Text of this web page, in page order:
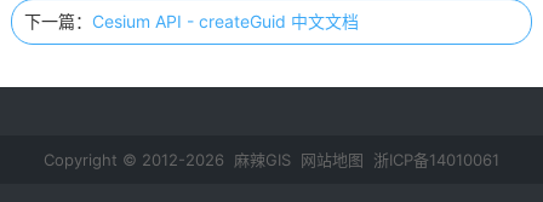
下一篇： Cesium API - createGuid 中文文档
Copyright © 2012-2026 麻辣GIS 网站地图 浙ICP备14010061